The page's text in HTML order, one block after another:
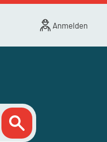
Anmelden